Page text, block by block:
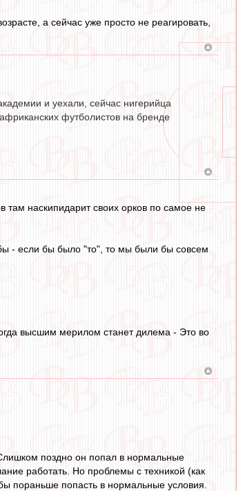
а сейчас уже просто не реагировать,
и уехали, сейчас нигерийца
футболистов на бренде
там наскипидарит своих орков по самое не
- если бы было "то", то мы были бы совсем
высшим мерилом станет дилема - Это во
поздно он попал в нормальные
работать. Но проблемы с техникой (как
пораньше попасть в нормальные условия.